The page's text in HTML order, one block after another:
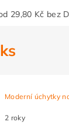
od 29,80 Kč
Moderní úchytky
2 roky